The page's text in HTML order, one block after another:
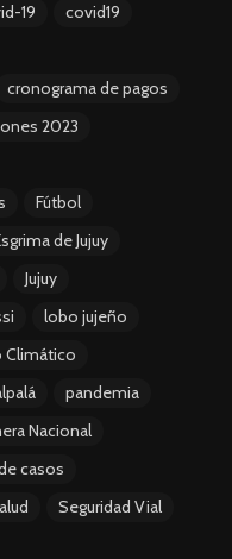
19
covid19
cronograma de pagos
2023
Fútbol
de Jujuy
Jujuy
lobo jujeño
Climático
pandemia
Nacional
casos
Seguridad Vial